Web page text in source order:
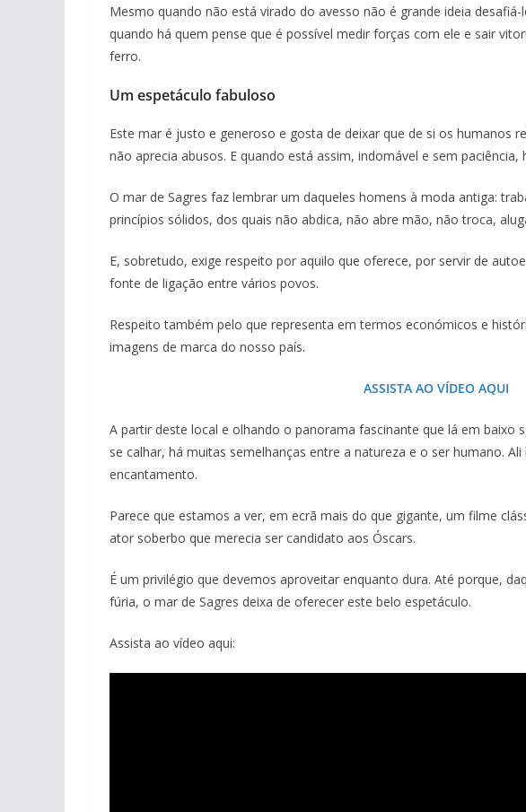
Mesmo quando não está virado do avesso não é grande ideia
quando há quem pense que é possível medir forças com ele e sair
ferro.
Um espetáculo fabuloso
Este mar é justo e generoso e gosta de deixar que de si os humanos
não aprecia abusos. E quando está assim, indomável e sem
O mar de Sagres faz lembrar um daqueles homens à moda antiga:
princípios sólidos, dos quais não abdica, não abre mão, não troca,
E, sobretudo, exige respeito por aquilo que oferece, por servir de
fonte de ligação entre vários povos.
Respeito também pelo que representa em termos económicos e
imagens de marca do nosso país.
ASSISTA AO VÍDEO AQUI
A partir deste local e olhando o panorama fascinante que lá em baixo
se calhar, há muitas semelhanças entre a natureza e o ser humano.
encantamento.
Parece que estamos a ver, em ecrã mais do que gigante, um filme
ator soberbo que merecia ser candidato aos Óscars.
É um privilégio que devemos aproveitar enquanto dura. Até porque,
fúria, o mar de Sagres deixa de oferecer este belo espetáculo.
Assista ao vídeo aqui: